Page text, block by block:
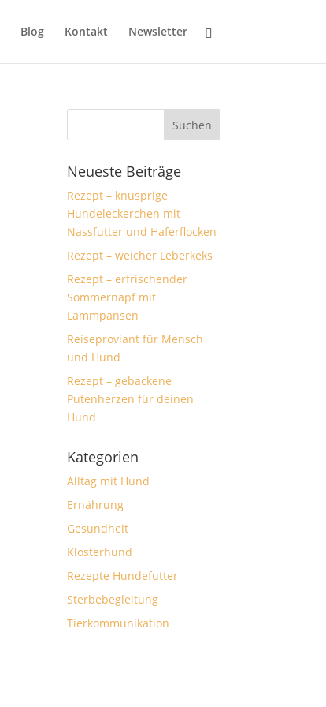
Blog Kontakt Newsletter
Neueste Beiträge
Rezept – knusprige
Hundeleckerchen mit
Nassfutter und Haferflocken
Rezept – weicher Leberkeks
Rezept – erfrischender
Sommernapf mit
Lammpansen
Reiseproviant für Mensch
und Hund
Rezept – gebackene
Putenherzen für deinen
Hund
Kategorien
Alltag mit Hund
Ernährung
Gesundheit
Klosterhund
Rezepte Hundefutter
Sterbebegleitung
Tierkommunikation